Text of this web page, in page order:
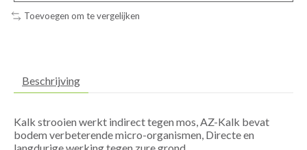
Toevoegen om te vergelijken
Beschrijving
Kalk strooien werkt indirect tegen mos, AZ-Kalk bevat
bodem verbeterende micro-organismen, Directe en